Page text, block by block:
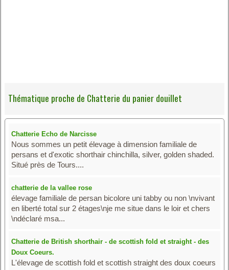
Thématique proche de Chatterie du panier douillet
Chatterie Echo de Narcisse
Nous sommes un petit élevage à dimension familiale de
persans et d'exotic shorthair chinchilla, silver, golden shaded.
Situé près de Tours....
chatterie de la vallee rose
élevage familiale de persan bicolore uni tabby ou non \nvivant
en liberté total sur 2 étages\nje me situe dans le loir et chers
\ndéclaré msa...
Chatterie de British shorthair - de scottish fold et straight - des
Doux Coeurs.
L'élevage de scottish fold et scottish straight des doux coeurs